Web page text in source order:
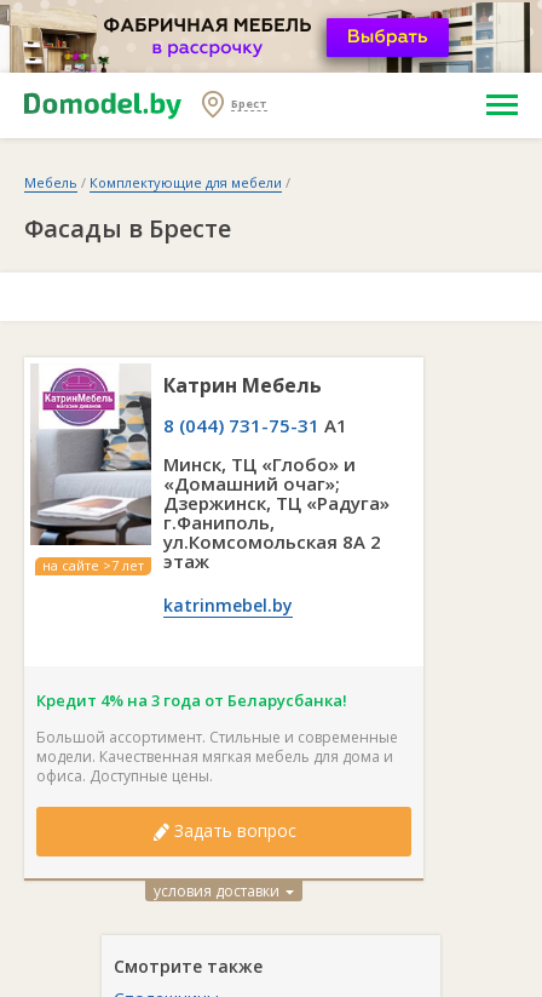
Брест
Мебель / Комплектующие для мебели /
Фасады в Бресте
на сайте >7 лет
Катрин Мебель
8 (044) 731-75-31 A1
Минск, ТЦ «Глобо» и
«Домашний очаг»;
Дзержинск, ТЦ «Радуга»
г.Фаниполь,
ул.Комсомольская 8А 2
этаж
katrinmebel.by
Кредит 4% на 3 года от Беларусбанка!
Большой ассортимент. Стильные и современные
модели. Качественная мягкая мебель для дома и
офиса. Доступные цены.
Задать вопрос
условия доставки
Смотрите также